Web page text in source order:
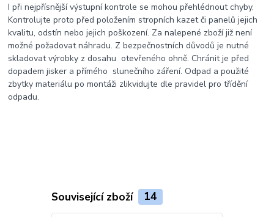
I při nejpřísnější výstupní kontrole se mohou přehlédnout chyby.
Kontrolujte proto před položením stropních kazet či panelů jejich
kvalitu, odstín nebo jejich poškození. Za nalepené zboží již není
možné požadovat náhradu. Z bezpečnostních důvodů je nutné
skladovat výrobky z dosahu otevřeného ohně. Chránit je před
dopadem jisker a přímého slunečního záření. Odpad a použité
zbytky materiálu po montáži zlikvidujte dle pravidel pro třídění
odpadu.
Související zboží 14